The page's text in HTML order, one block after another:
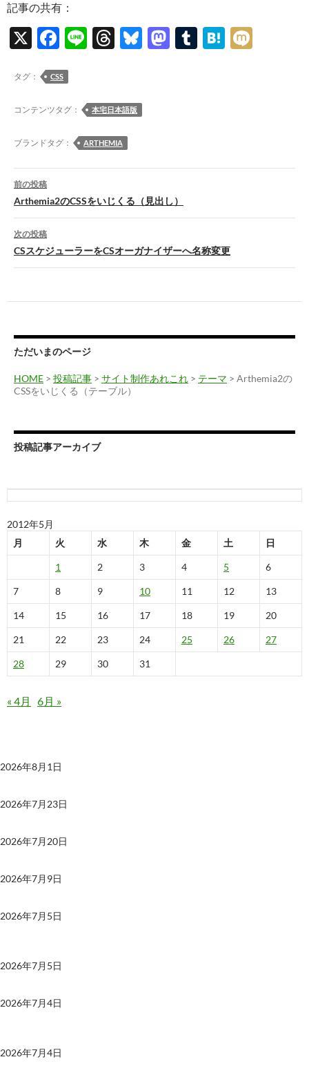
記事の共有：
X
F
e
b
o
k
Li
T
a
ds
Bl M T
H
タグ： CSS
コンテンツタグ： 本宅日本語版
ブランドタグ： ARTHEMIA
投
稿
ナ
ビ
ー
ョ
ン
前の投稿
Arthemia2のCSSをいじくる（見出し）
次の投稿
CSスケジューラーをCSオーガナイザーへ名称変更
ただいまのページ
HOME > 投稿記事 > サイト制作あれこれ > テーマ > Arthemia2の
CSSをいじくる（テーブル）
投稿記事アーカイブ
2012年5月
月
火 水 木 金 土 日
1 2 3 4 5 6
7 8 9 10 11 12 13
14 15 16 17 18 19 20
21 22 23 24 25 26 27
28 29 30 31
« 4月 6月 »
2026年8月1日
2026年7月23日
2026年7月20日
2026年7月9日
2026年7月5日
2026年7月5日
2026年7月4日
2026年7月4日